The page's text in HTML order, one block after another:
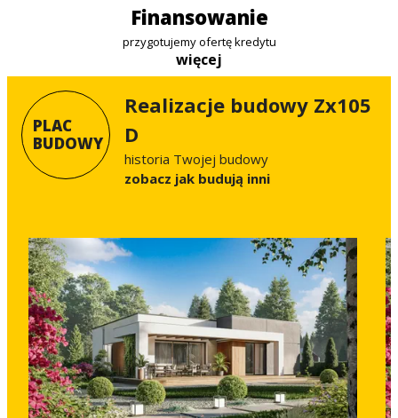
finansowanie
przygotujemy ofertę kredytu
więcej
PLAC
BUDOWY
Realizacje budowy Zx105
D
historia Twojej budowy
Zobacz jak budują inni